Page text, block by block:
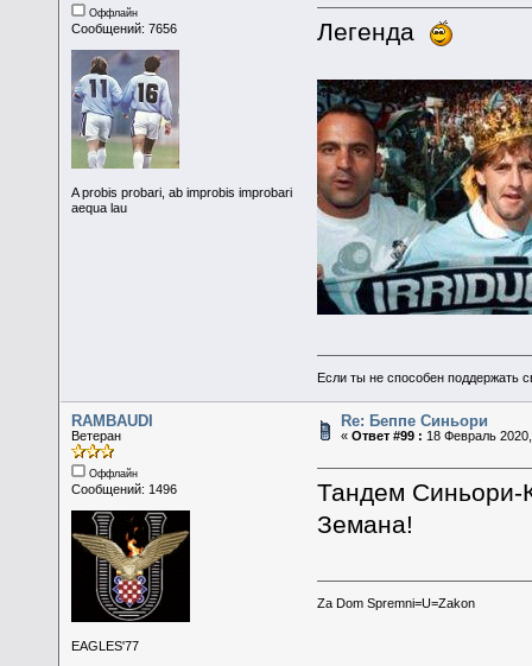
Оффлайн
Сообщений: 7656
A probis probari, ab improbis improbari
aequa lau
Легенда
Если ты не способен поддержать
RAMBAUDI
Ветеран
Оффлайн
Сообщений: 1496
EAGLES'77
Re: Беппе Синьори
«Ответ #99 : 18 Февраль
Тандем Синьори-
Земана!
Za Dom Spremni=U=Zakon